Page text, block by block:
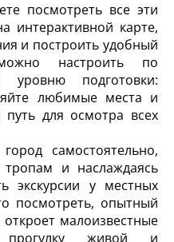
посмотреть все эти
интерактивной карте,
и построить удобный
настроить по
подготовки:
любимые места и
для осмотра всех
самостоятельно,
и наслаждаясь
экскурсии у местных
посмотреть, опытный
малоизвестные
живой и